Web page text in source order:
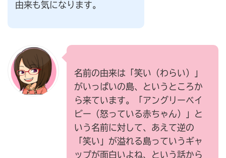
由来も気になります。
名前の由来は「笑い（わらい）」
がいっぱいの島、というところか
ら来ています。「アングリーベイ
ビー（怒っている赤ちゃん）」と
いう名前に対して、あえて逆の
「笑い」が溢れる島っていうギャ
ップが面白いよね、という話から